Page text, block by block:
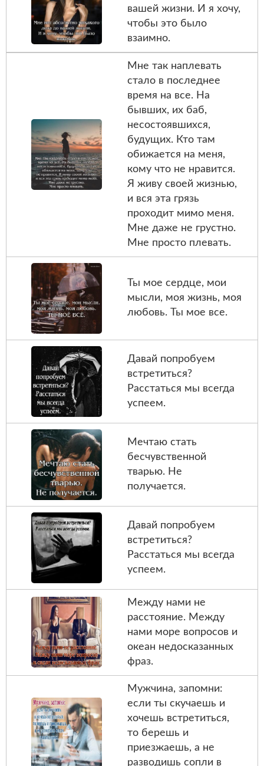
вашей жизни. И я хочу,
чтобы это было
взаимно.
Мне так наплевать
стало в последнее
время на все. На
бывших, их баб,
несостоявшихся,
будущих. Кто там
обижается на меня,
кому что не нравится.
Я живу своей жизнью,
и вся эта грязь
проходит мимо меня.
Мне даже не грустно.
Мне просто плевать.
Ты мое сердце, мои
мысли, моя жизнь, моя
любовь. Ты мое все.
Давай попробуем
встретиться?
Расстаться мы всегда
успеем.
Мечтаю стать
бесчувственной
тварью. Не
получается.
Давай попробуем
встретиться?
Расстаться мы всегда
успеем.
Между нами не
расстояние. Между
нами море вопросов и
океан недосказанных
фраз.
Мужчина, запомни:
если ты скучаешь и
хочешь встретиться,
то берешь и
приезжаешь, а не
разводишь сопли в